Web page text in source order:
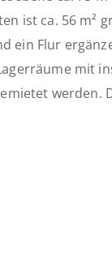
ist ca. 56 m²
ein Flur
mit
werden.